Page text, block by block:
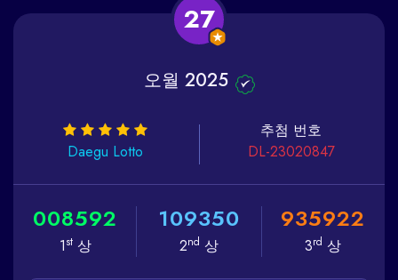
27
오월 2025
Daegu Lotto
추첨 번호
DL-23020847
008592
1st상
109350
2nd 상
935922
3rd 상